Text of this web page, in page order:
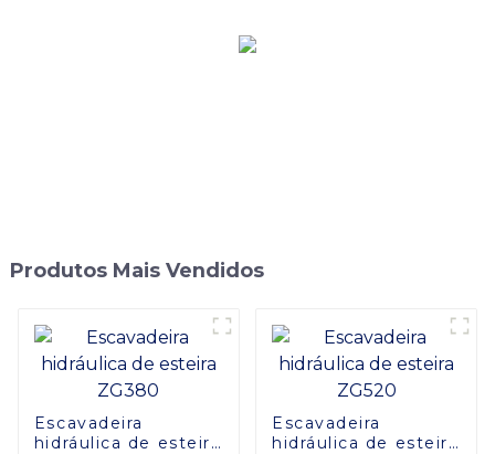
Produtos Mais Vendidos
Escavadeira
hidráulica de esteira
Escavadeira
hidráulica de esteira